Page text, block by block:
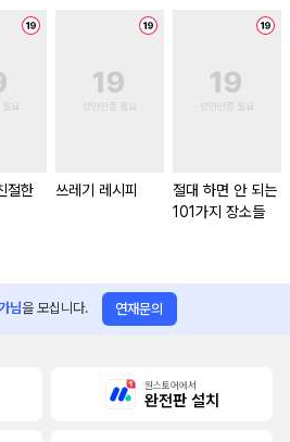
절한
쓰레기 레시피
절대 하면 안 되는
101가지 장소들
님을 모십니다. 연재문의
원스토어에서
완전판 설치